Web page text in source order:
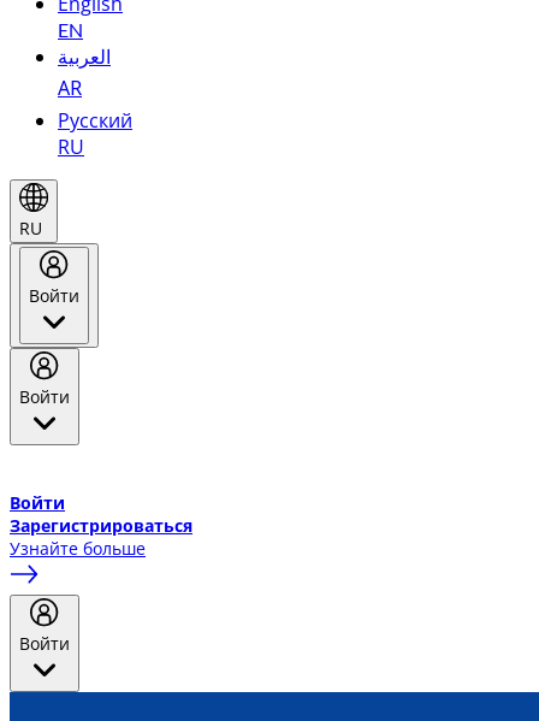
EN
العربية
AR
Русский
RU
RU
Войти
Войти
Войти
Зарегистрироваться
Узнайте больше
Войти